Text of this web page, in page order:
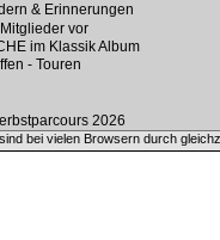
bei vielen Browsern durch